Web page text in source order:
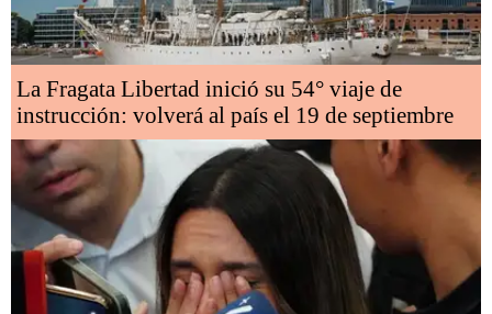
La Fragata Libertad inició su 54° viaje de
instrucción: volverá al país el 19 de septiembre